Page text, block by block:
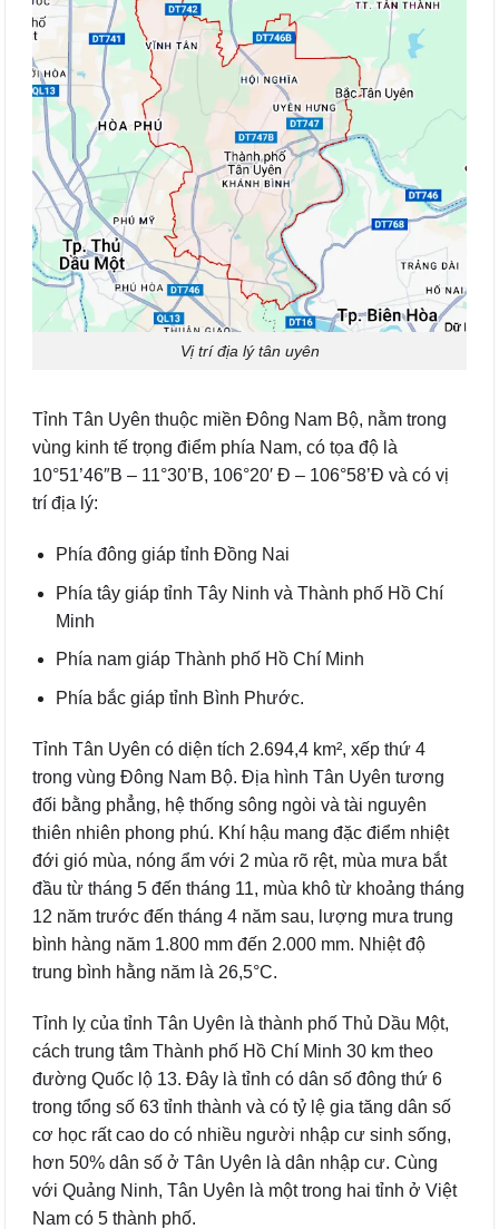
Vị trí địa lý tân uyên
Tỉnh Tân Uyên thuộc miền Đông Nam Bộ, nằm trong
vùng kinh tế trọng điểm phía Nam, có tọa độ là
10°51’46″B – 11°30’B, 106°20′ Đ – 106°58’Đ và có vị
trí địa lý:
Phía đông giáp tỉnh Đồng Nai
Phía tây giáp tỉnh Tây Ninh và Thành phố Hồ Chí
Minh
Phía nam giáp Thành phố Hồ Chí Minh
Phía bắc giáp tỉnh Bình Phước.
Tỉnh Tân Uyên có diện tích 2.694,4 km², xếp thứ 4
trong vùng Đông Nam Bộ. Địa hình Tân Uyên tương
đối bằng phẳng, hệ thống sông ngòi và tài nguyên
thiên nhiên phong phú. Khí hậu mang đặc điểm nhiệt
đới gió mùa, nóng ẩm với 2 mùa rõ rệt, mùa mưa bắt
đầu từ tháng 5 đến tháng 11, mùa khô từ khoảng tháng
12 năm trước đến tháng 4 năm sau, lượng mưa trung
bình hàng năm 1.800 mm đến 2.000 mm. Nhiệt độ
trung bình hằng năm là 26,5°C.
Tỉnh lỵ của tỉnh Tân Uyên là thành phố Thủ Dầu Một,
cách trung tâm Thành phố Hồ Chí Minh 30 km theo
đường Quốc lộ 13. Đây là tỉnh có dân số đông thứ 6
trong tổng số 63 tỉnh thành và có tỷ lệ gia tăng dân số
cơ học rất cao do có nhiều người nhập cư sinh sống,
hơn 50% dân số ở Tân Uyên là dân nhập cư. Cùng
với Quảng Ninh, Tân Uyên là một trong hai tỉnh ở Việt
Nam có 5 thành phố.